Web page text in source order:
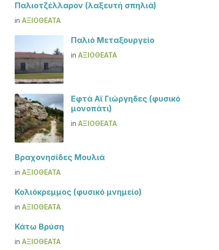
Παλιοτζέλλαρον (λαξευτή σπηλιά)
in ΑΞΙΟΘΈΑΤΑ
Παλιό Μεταξουργείο
in ΑΞΙΟΘΈΑΤΑ
Εφτά Αϊ Γιώργηδες (φυσικό
μονοπάτι)
in ΑΞΙΟΘΈΑΤΑ
Βραχονησίδες Μουλιά
in ΑΞΙΟΘΈΑΤΑ
Κολιόκρεμμος (φυσικό μνημείο)
in ΑΞΙΟΘΈΑΤΑ
Κάτω Βρύση
in ΑΞΙΟΘΈΑΤΑ